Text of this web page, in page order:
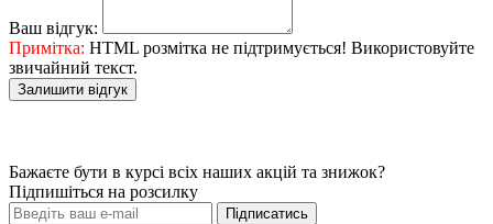
Ваш відгук:
Примітка: HTML розмітка не підтримується! Використовуйте
звичайний текст.
Залишити відгук
Бажаєте бути в курсі всіх наших акцій та знижок?
Підпишіться на розсилку
Підписатись